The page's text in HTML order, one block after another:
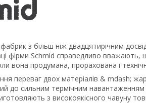
з більш ніж двадцятирічним
фірми Schmid справедливо
вона продумана, прорахована і
переваг двох матеріалів & mdash;
до сильним термічним навантаженням
з високоякісного чавуну